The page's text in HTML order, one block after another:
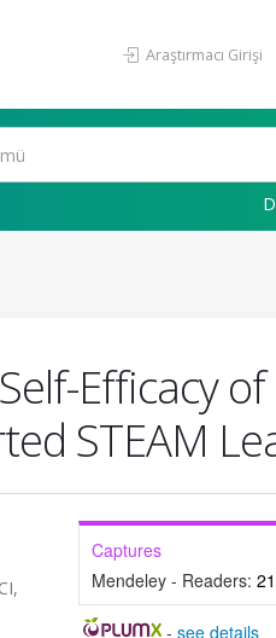
Araştırmacı Girişi
Efficacy of
STEAM
Captures
Mendeley - Readers: 21
-see details